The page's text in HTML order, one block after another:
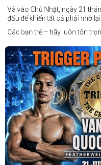
Và vào Chủ Nhật, ngày 21
đấu để khiến tất cả phải nhớ lại
Các bạn trẻ – hãy luôn tôn